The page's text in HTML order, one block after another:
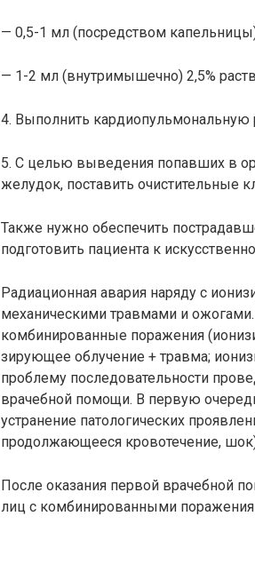
— 0,5-1 мл (посредством
— 1-2 мл (внутримышечно) 2,5%
4. Выполнить
5. С целью выведения попавших в
желудок, поставить очистительные
Также нужно обеспечить
подготовить пациента к
Радиационная авария наряду с
механическими травмами и
комбинированные поражения
зирующее облучение + травма;
проблему последовательности
врачебной помощи. В первую
устранение патологических
продолжающееся кровотечение,
После оказания первой врачебной
лиц с комбинированными